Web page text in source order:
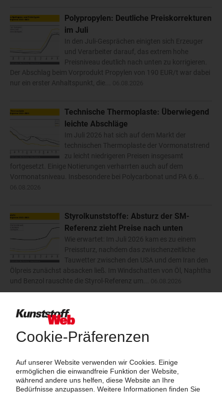
Polypropylen: Deutliche Preiskorrekturen
im Juli
In den Juli-Gesprächen einigten sich Erzeuger
und Verarbeiter darauf, das extrem hohe
Preisniveau deutlich nach unten zu korrigieren.
Der Abschlag beim Vorprodukt Propylen von 190 EUR/t war dabei
nur ein erster Anhaltspunkt, die...
Technische Thermoplaste: Überwiegend
leichte Abschläge
Im Juli 2026 hat sich auf dem Markt der
technischen Thermoplaste der Vormonatstrend
zu leicht niedrigeren Preisen insgesamt
fortgesetzt. Einige Notierungen verharrten auch auf dem
Vormonatsniveau. Insbesondere bei Polycarbonat und PA 6.6...
Styrolkunststoffe: Absturz der SM-
Referenz zieht Preise nach unten
Wie erwartet: Im Juli 2026 kam es zu einem
Preissturz, nachdem das zwischenzeitliche
Tauwetter zwischen den USA und dem Iran den
Ölpreis zunächst absacken ließ. Im Windschatten von Öl, Naphtha
und Benzol rauschte die Styrol-Referenz um...
Trinseo: Deutliche Preiserhöhungen für
Polystyrol, ABS und SAN
Der Kunststoffkonzern Trinseo hat im August
2026 dreistellige Aufschläge für
PS-HI will das Unternehmen die Preise um 170 EUR/t anheben.
ABS soll um 110 EUR/t teurer werden und SAN um...06.08.2026